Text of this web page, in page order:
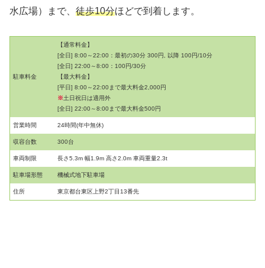
水広場）まで、 徒歩10分ほどで到着します。
駐車料金
【通常料金】
[全日] 8:00～22:00：最初の30分 300円, 以降 100円/10分
[全日] 22:00～8:00：100円/30分
【最大料金】
[平日] 8:00～22:00まで最大料金2,000円
※土日祝日は適用外
[全日] 22:00～8:00まで最大料金500円
営業時間 24時間(年中無休)
収容台数 300台
車両制限 長さ5.3m 幅1.9m 高さ2.0m 車両重量2.3t
駐車場形態 機械式地下駐車場
住所 東京都台東区上野2丁目13番先